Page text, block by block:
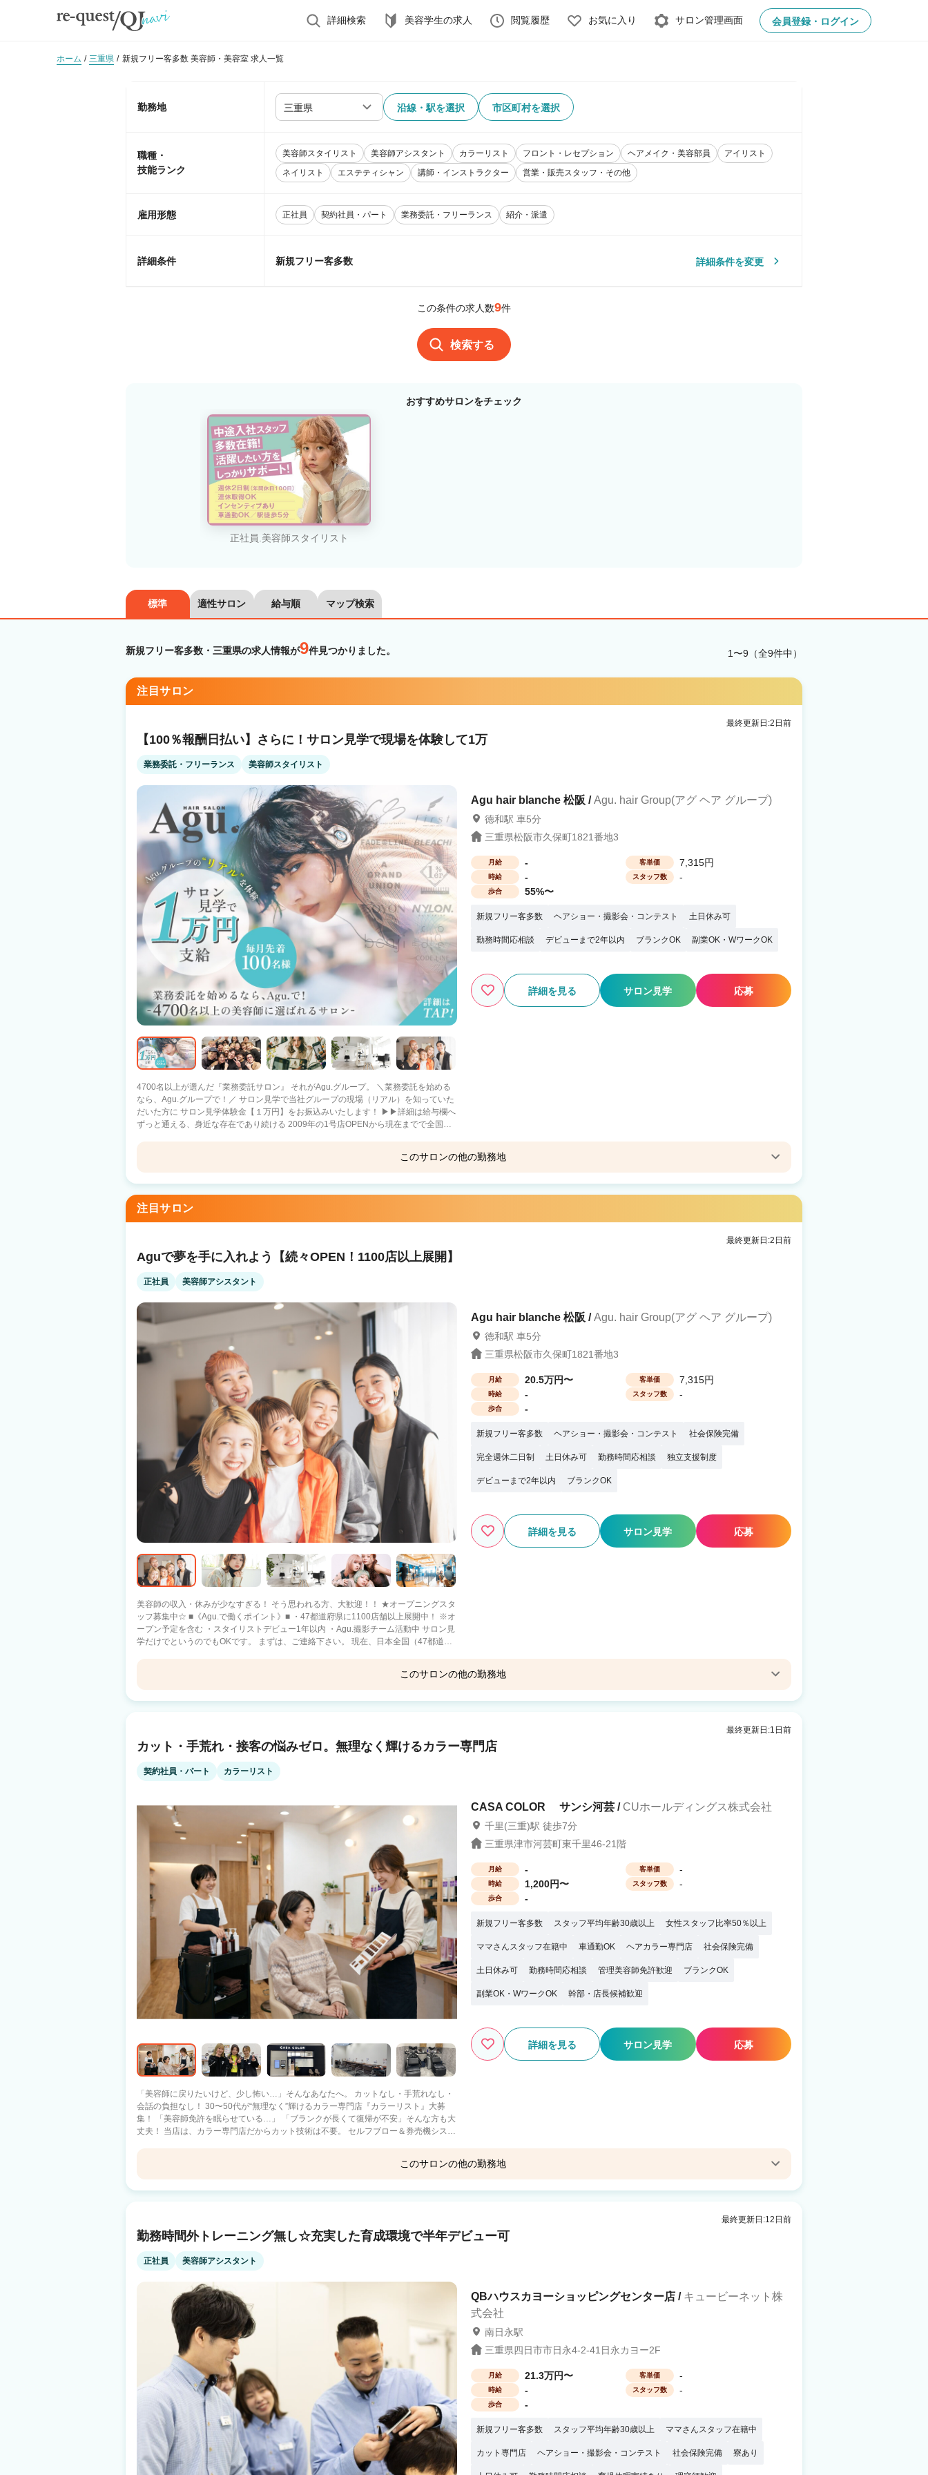
詳細検索 美容学生の求人 閲覧履歴 お気に入り サロン管理画面 会員登録・ログイン
ホーム 三重県 新規フリー客多数 美容師・美容室 求人一覧
勤務地 沿線・駅を選択 市区町村を選択
職種・
技能ランク
美容師スタイリスト 美容師アシスタント カラーリスト フロント・レセプション ヘアメイク・美容部員
アイリスト
ネイリスト
エステティシャン 講師・インストラクター 営業・販売スタッフ・その他
雇用形態 正社員 契約社員・パート 業務委託・フリーランス 紹介・派遣
詳細条件 新規フリー客多数 詳細条件を変更
この条件の求人数9件
検索する
おすすめサロンをチェック
正社員.美容師スタイリスト
標準 適性サロン 給与順 マップ検索
新規フリー客多数・三重県の求人情報が9件見つかりました。 1〜9（全9件中）
注目サロン
最終更新日:2日前
【100％報酬日払い】さらに！サロン見学で現場を体験して1万
業務委託・フリーランス 美容師スタイリスト
4700名以上が選んだ『業務委託サロン』 それがAgu.グループ。 ＼業務委託を始める
なら、Agu.グループで！／ サロン見学で当社グループの現場（リアル）を知っていた
だいた方に サロン見学体験金【１万円】をお振込みいたします！ ▶▶詳細は給与欄へ
ずっと通える、身近な存在であり続ける 2009年の1号店OPENから現在までで全国
ルのプロ選手×Agu. スタイリストとして働きながら、プロとして活躍 【当社グループ
客は会社の本部が一括対応しているため、顧客0でも問題なく入客できます スタッフ
集客満足度94.4%！ Q.業務委託制度がよく分かっていないです… A.確定申告サポート
用意 （出産・育児・病気での休業にともなう保障や、結婚の応援金を支給）※一定条
件あり ☝だから安心！ 当社は2021年11月19日よりグロース市場へ上場 安心・安全の
上場企業サロン ※現時点で美容室経営企業での上場企業は『6社』のみ 報酬はすべて
『リアル』をぜひ知ってください！ あなたの“第一歩”を当社グループは応援していま
す。
Agu hair blanche 松阪 /Agu. hair Group(アグ ヘア グループ)
徳和駅 車5分
三重県松阪市久保町1821番地3
月給 - 客単価 7,315円
時給 - スタッフ数 -
歩合 55%〜
新規フリー客多数 ヘアショー・撮影会・コンテスト 土日休み可
勤務時間応相談 デビューまで2年以内 ブランクOK 副業OK・WワークOK
詳細を見る サロン見学 応募
このサロンの他の勤務地
Agu hair luca 四日市店
四日市駅 徒歩1分
Agu hair blue 四日市店 Agu hair mele 生桑
鈴鹿市駅 徒歩3分 松阪駅 車10分
注目サロン
最終更新日:2日前
Aguで夢を手に入れよう【続々OPEN！1100店以上展開】
正社員 美容師アシスタント
美容師の収入・休みが少なすぎる！ そう思われる方、大歓迎！！ ★オープニングスタ
ッフ募集中☆ ■《Agu.で働くポイント》■ ・47都道府県に1100店舗以上展開中！ ※オ
ープン予定を含む ・スタイリストデビュー1年以内 ・Agu.撮影チーム活動中 サロン見
学だけでというのでもOKです。 まずは、ご連絡下さい。 現在、日本全国（47都道府
元に帰って美容師として活躍したい！ ●家庭重視派 ・子供を保育園などに預けている
しながらも夢を実現したい♪ ・17時退社で夕方から友達と遊びたい♪ などなど ■《スタ
を使えます。 困った時には税理士サポートを受けられます！ ■《フリーランス(業務委
託)は不安という方へ》■ 14年で1100店舗以上拡大をさせて頂いているのは ・新規集
客力(お客様からの信頼) ・働きやすさ(4700名以上の美容師さんからの信頼) がAgu.に
はあるからです。 Agu.は今までの実績があるのでご安心下さい。 ご興味を少しでも持
Agu hair blanche 松阪 /Agu. hair Group(アグ ヘア グループ)
徳和駅 車5分
三重県松阪市久保町1821番地3
月給 20.5万円〜 客単価 7,315円
時給 - スタッフ数 -
歩合 -
新規フリー客多数 ヘアショー・撮影会・コンテスト 社会保険完備
完全週休二日制 土日休み可 勤務時間応相談 独立支援制度
デビューまで2年以内 ブランクOK
詳細を見る サロン見学 応募
このサロンの他の勤務地
Agu hair luca 四日市店 Agu hair blue 四日市店 Agu hair mele 生桑
Agu hair plata 鈴鹿
鈴鹿市駅 徒歩3分
Agu hair CUREL松阪
最終更新日:1日前
カット・手荒れ・接客の悩みゼロ。無理なく輝けるカラー専門店
契約社員・パート カラーリスト
「美容師に戻りたいけど、少し怖い…」そんなあなたへ。 カットなし・手荒れなし・
会話の負担なし！ 30〜50代が“無理なく”輝けるカラー専門店『カラーリスト』大募
集！ 「美容師免許を眠らせている…」 「ブランクが長くて復帰が不安」そんな方も大
丈夫！ 当店は、カラー専門店だからカット技術は不要。 セルフブロー＆券売機システ
を導入しているので、手への負担は最小限。 美容師を諦めていた方にも好評です。
日祝はさらにUP：時給1,300円〜1,500円！ 週2日・1日4時間〜OK！ 「お子様のお迎
えまで」 「夕飯の支度を優先したい」 といった働き方も歓迎！ 無理なく家計の足し
にできます。 ■研修について（ブランク・アシスタント経験のみの方へ） 「居残りの
練習」や「休日の講習会」は一切ありません。 研修はすべて「お給料が出る勤務時間
内」に行います。 シャンプーのやり方から丁寧に教えるので、 20年ぶりの復帰という
スタッフも多数活躍中です！ まずは短時間から社会復帰しませんか？ お気軽にお問い
合わせ・サロン見学へいらしてくださいね♪
CASA COLOR サンシ河芸 / CUホールディングス株式会社
千里(三重)駅 徒歩7分
三重県津市河芸町東千里46-21階
月給 - 客単価 -
時給 1,200円〜 スタッフ数 -
歩合 -
新規フリー客多数 スタッフ平均年齢30歳以上 女性スタッフ比率50％以上
ママさんスタッフ在籍中 車通勤OK ヘアカラー専門店 社会保険完備
土日休み可 勤務時間応相談 管理美容師免許歓迎 ブランクOK
副業OK・WワークOK 幹部・店長候補歓迎
詳細を見る サロン見学 応募
このサロンの他の勤務地
CASA COLOR イオンタウン四日
泊(三重)駅 徒歩7分
最終更新日:12日前
勤務時間外トレーニング無し☆充実した育成環境で半年デビュー可
正社員 美容師アシスタント
QBハウスカヨーショッピングセンター店 / キュービーネット株
式会社
南日永駅
三重県四日市市日永4-2-41日永カヨー2F
月給 21.3万円〜 客単価 -
時給 - スタッフ数 -
歩合 -
新規フリー客多数 スタッフ平均年齢30歳以上 ママさんスタッフ在籍中
カット専門店 ヘアショー・撮影会・コンテスト 社会保険完備 寮あり